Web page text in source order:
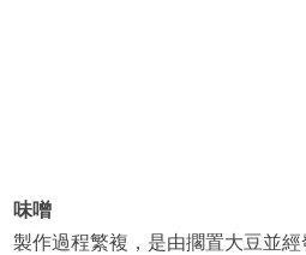
味噌
製作過程繁複，是由擱置大豆並